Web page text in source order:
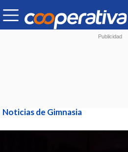
Noticias de Gimnasia